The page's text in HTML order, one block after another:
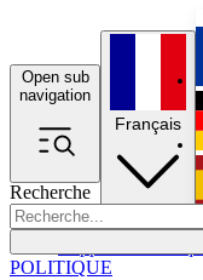
Open sub
navigation
Recherche
Français
POLITIQUE